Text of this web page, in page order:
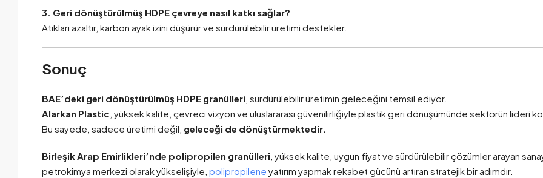
3. Geri dönüştürülmüş HDPE çevreye nasıl katkı sağlar?
Atıkları azaltır, karbon ayak izini düşürür ve sürdürülebilir üretimi destekler.
Sonuç
BAE’deki geri dönüştürülmüş HDPE granülleri , sürdürülebilir üretimin geleceğini temsil ediyor.
Alarkan Plastic , yüksek kalite, çevreci vizyon ve uluslararası güvenilirliğiyle plastik geri dönüşümünde sektörün lideri
Bu sayede, sadece üretimi değil, geleceği de dönüştürmektedir.
Birleşik Arap Emirlikleri’nde polipropilen granülleri , yüksek kalite, uygun fiyat ve sürdürülebilir çözümler arayan
petrokimya merkezi olarak yükselişiyle, polipropilene yatırım yapmak rekabet gücünü artıran stratejik bir adımdır.